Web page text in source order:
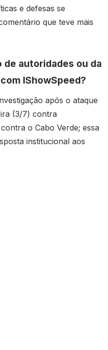
e defesas se
que teve mais
autoridades ou da
IShowSpeed?
após o ataque
(3/7) contra
o Cabo Verde; essa
institucional aos